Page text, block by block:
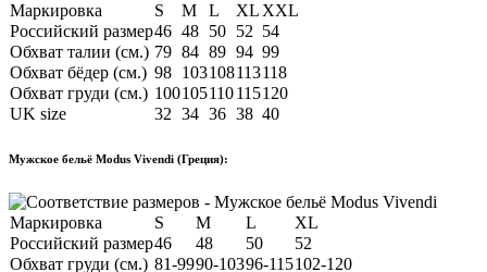
Маркировка S M L XL XXL
Российский размер46 48 50 52 54
Обхват талии (см.) 79 84 89 94 99
Обхват бёдер (см.) 98 103108113118
Обхват груди (см.) 100105110115120
UK size
32 34 36 38 40
Мужское бельё Modus Vivendi (Греция):
Маркировка S M L
XL
Российский размер46 48 50
52
Обхват груди (см.) 81-9990-10396-115102-120